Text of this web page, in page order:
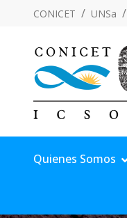
CONICET UNSa
Quienes Somos